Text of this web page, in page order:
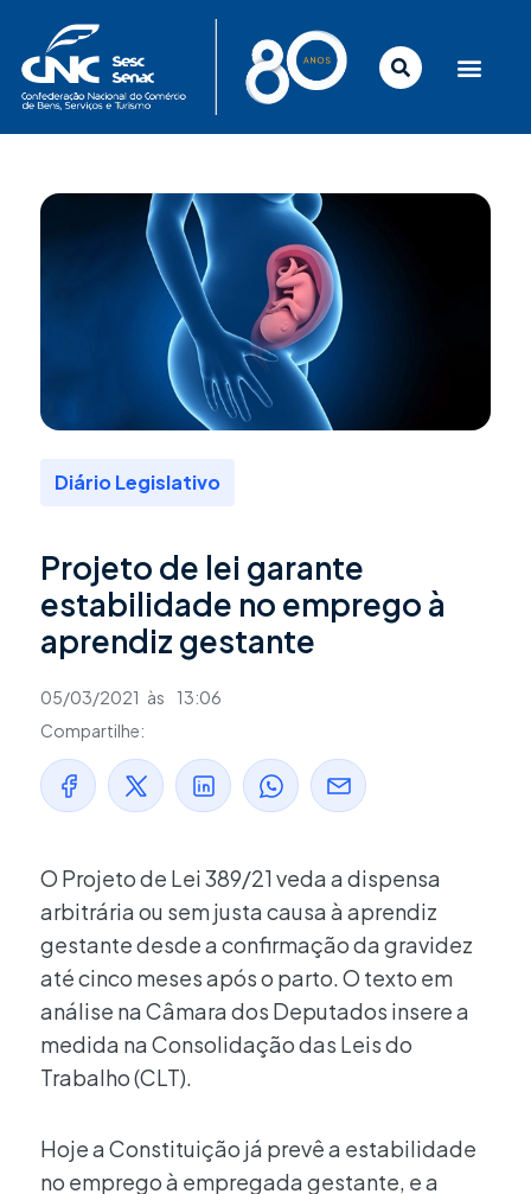
conteúdo
Diário Legislativo
Projeto de lei garante
estabilidade no emprego à
aprendiz gestante
05/03/2021 às
13:06
Compartilhe:
O Projeto de Lei 389/21 veda a dispensa
arbitrária ou sem justa causa à aprendiz
gestante desde a confirmação da gravidez
até cinco meses após o parto. O texto em
análise na Câmara dos Deputados insere a
medida na Consolidação das Leis do
Trabalho (CLT).
Hoje a Constituição já prevê a estabilidade
no emprego à empregada gestante, e a